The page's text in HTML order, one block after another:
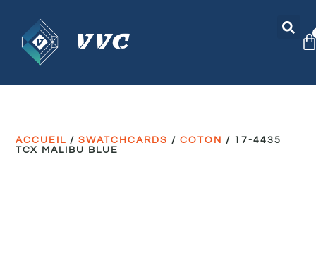
ACCUEIL /SWATCHCARDS /COTON / 17-4435
TCX MALIBU BLUE